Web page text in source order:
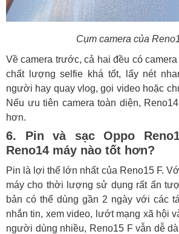
Cụm camera của
Về camera trước, cả hai đều có
chất lượng selfie khá tốt, lấy nét
người hay quay vlog, gọi video hoặc
Nếu ưu tiên camera toàn diện,
hơn.
6. Pin và sạc Oppo
Reno14 máy nào tốt hơn?
Pin là lợi thế lớn nhất của Reno15 F.
máy cho thời lượng sử dụng rất ấn
bản có thể dùng gần 2 ngày với các
nhắn tin, xem video, lướt mạng xã hội
người dùng nhiều, Reno15 F vẫn dễ